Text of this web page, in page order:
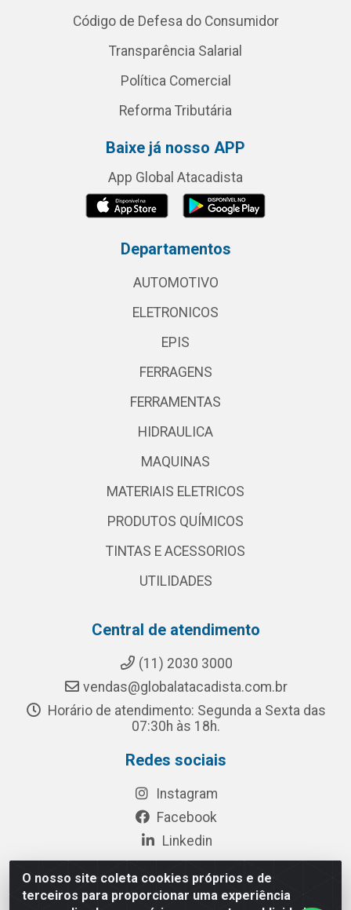
O nosso site coleta cookies próprios e de
terceiros para proporcionar uma experiência
Código de Defesa do Consumidor
Transparência Salarial
Política Comercial
Reforma Tributária
Baixe já nosso APP
App Global Atacadista
Departamentos
AUTOMOTIVO
ELETRONICOS
EPIS
FERRAGENS
FERRAMENTAS
HIDRAULICA
MAQUINAS
MATERIAIS ELETRICOS
PRODUTOS QUÍMICOS
TINTAS E ACESSORIOS
UTILIDADES
Central de atendimento
(11) 2030 3000
vendas@globalatacadista.com.br
Horário de atendimento: Segunda a Sexta das
07:30h às 18h.
Redes sociais
Instagram
Facebook
Linkedin
Rua Chipuê, 117 - S. Miguel Paulista São Paulo/SP - CEP